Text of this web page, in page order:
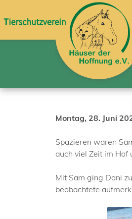
Montag, 28. Juni
Spazieren waren
auch viel Zeit im Hof
Mit Sam ging Dani
beobachtete